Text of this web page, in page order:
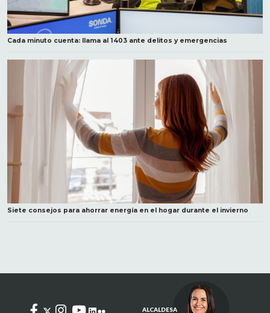
Cada minuto cuenta: llama al 1403 ante delitos y emergencias
Siete consejos para ahorrar energía en el hogar durante el invierno
ALCALDESA